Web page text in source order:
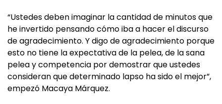
“Ustedes deben imaginar la cantidad de minutos que
he invertido pensando cómo iba a hacer el discurso
de agradecimiento. Y digo de agradecimiento porque
esto no tiene la expectativa de la pelea, de la sana
pelea y competencia por demostrar que ustedes
consideran que determinado lapso ha sido el mejor”,
empezó Macaya Márquez.